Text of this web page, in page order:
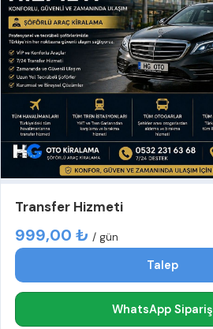
Transfer Hizmeti
999,00 ₺ / gün
Talep
WhatsApp Sipariş